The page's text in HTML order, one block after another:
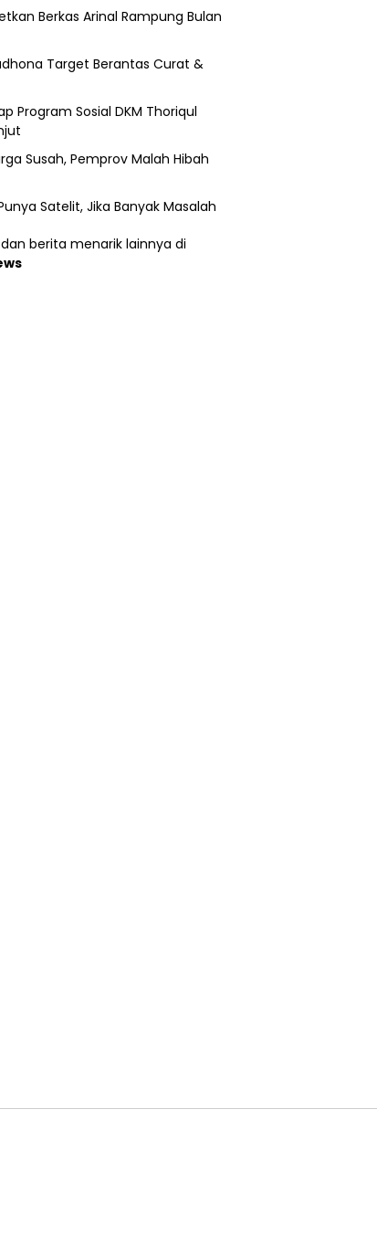
Berkas Arinal Rampung Bulan
Target Berantas Curat &
Program Sosial DKM Thoriqul
Susah, Pemprov Malah Hibah
Satelit, Jika Banyak Masalah
berita menarik lainnya di